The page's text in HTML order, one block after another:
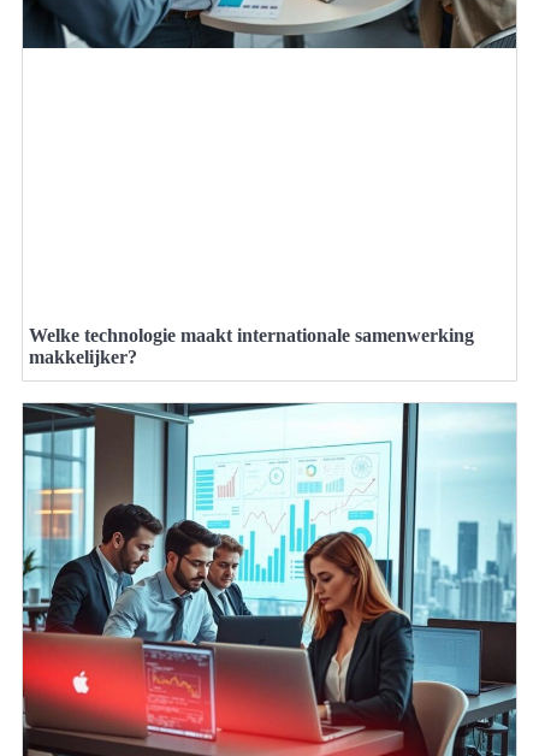
Welke technologie maakt internationale samenwerking
makkelijker?